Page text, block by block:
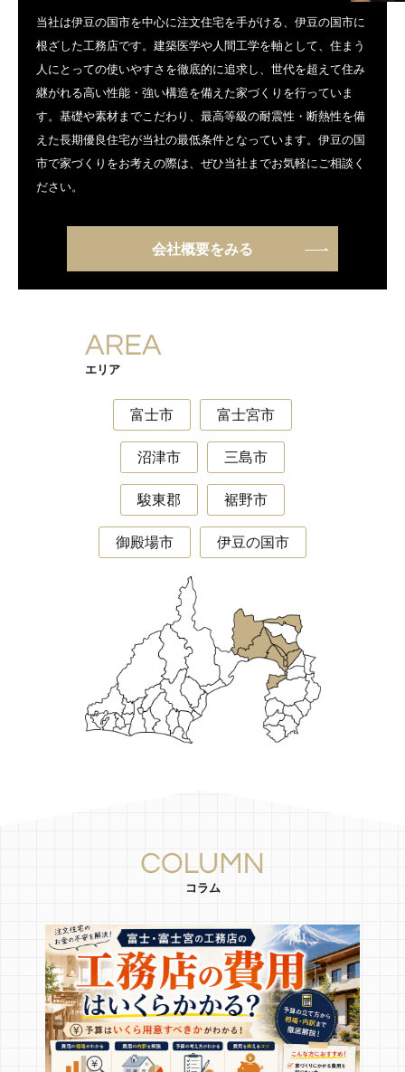
当社は伊豆の国市を中心に注文住宅を手がける、伊豆の国市に
根ざした工務店です。建築医学や人間工学を軸として、住まう
人にとっての使いやすさを徹底的に追求し、世代を超えて住み
継がれる高い性能・強い構造を備えた家づくりを行っていま
す。基礎や素材までこだわり、最高等級の耐震性・断熱性を備
えた長期優良住宅が当社の最低条件となっています。伊豆の国
市で家づくりをお考えの際は、ぜひ当社までお気軽にご相談く
ださい。
会社概要をみる
エリア
富士市 富士宮市
沼津市 三島市
駿東郡 裾野市
御殿場市 伊豆の国市
コラム